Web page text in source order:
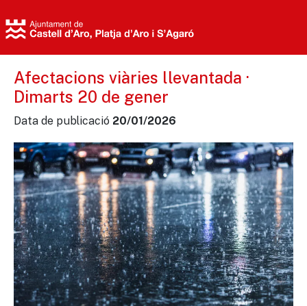
Afectacions viàries llevantada ·
Dimarts 20 de gener
Data de publicació 20/01/2026